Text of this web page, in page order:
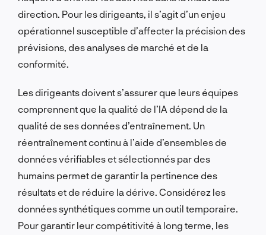
direction. Pour les dirigeants, il s’agit d’un enjeu
opérationnel susceptible d’affecter la précision des
prévisions, des analyses de marché et de la
conformité.
Les dirigeants doivent s’assurer que leurs équipes
comprennent que la qualité de l’IA dépend de la
qualité de ses données d’entraînement. Un
réentraînement continu à l’aide d’ensembles de
données vérifiables et sélectionnés par des
humains permet de garantir la pertinence des
résultats et de réduire la dérive. Considérez les
données synthétiques comme un outil temporaire.
Pour garantir leur compétitivité à long terme, les